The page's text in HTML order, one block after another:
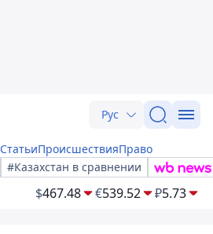
Рус
СтатьиПроисшествияПраво
#Казахстан в сравнении
$467.48 €539.52 ₽5.73